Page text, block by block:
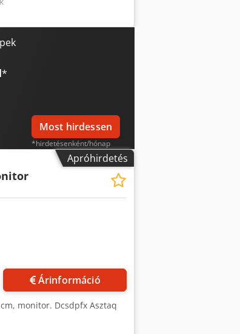
*
Most hirdessen
*hirdetésenként/hónap
Apróhirdetés
Árinformáció
monitor. Dcsdpfx Asztaq